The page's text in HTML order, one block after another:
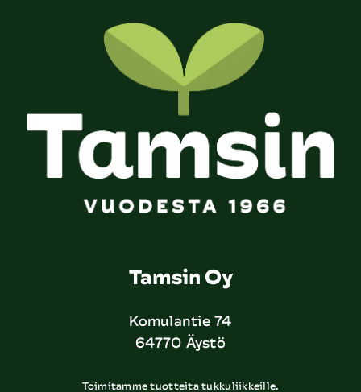
Tamsin Oy
Komulantie 74
64770 Äystö
Toimitamme tuotteita tukkuliikkeille.